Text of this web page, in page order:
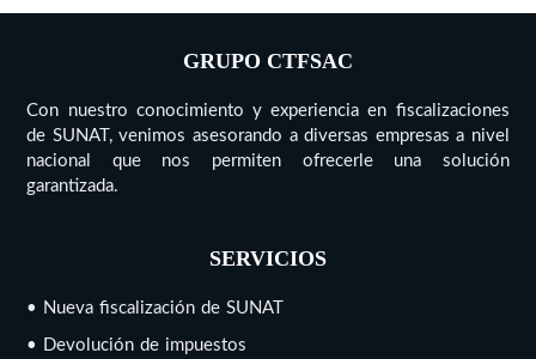
GRUPO CTFSAC
Con nuestro conocimiento y experiencia en fiscalizaciones
de SUNAT, venimos asesorando a diversas empresas a nivel
nacional que nos permiten ofrecerle una solución
garantizada.
SERVICIOS
• Nueva fiscalización de SUNAT
• Devolución de impuestos